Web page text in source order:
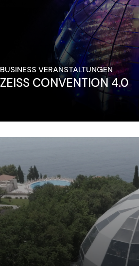
BUSINESS VERANSTALTUNGEN
ZEISS CONVENTION 4.0